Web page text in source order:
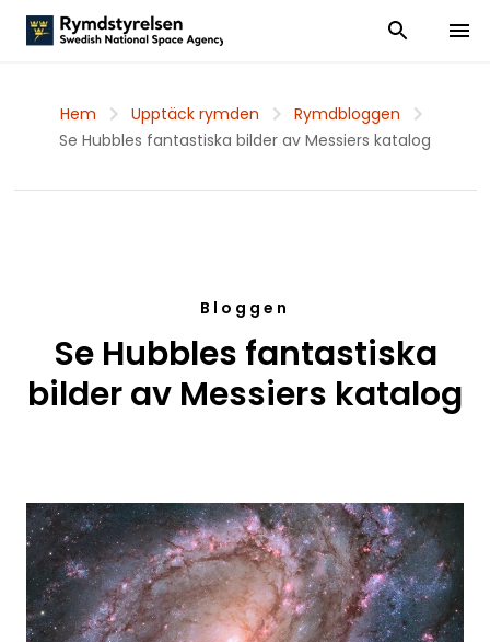
Visa och dölj
Visa
Hem Upptäck rymden
Rymdbloggen
Se Hubbles fantastiska bilder av Messiers katalog
Bloggen
Se Hubbles fantastiska
bilder av Messiers katalog